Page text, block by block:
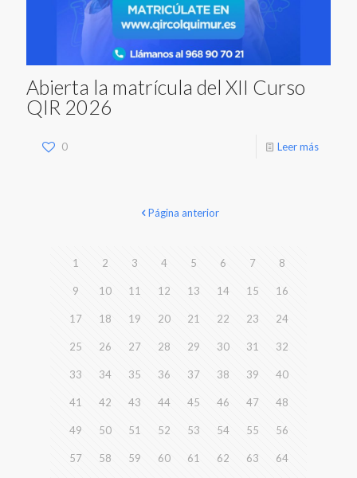
Abierta la matrícula del XII Curso
QIR 2026
0 Leer más
Página anterior
1 2 3 4 5 6 7 8
9 10 11 12 13 14 15 16
17 18 19 20 21 22 23 24
25 26 27 28 29 30 31 32
33 34 35 36 37 38 39 40
41 42 43 44 45 46 47 48
49 50 51 52 53 54 55 56
57 58 59 60 61 62 63 64